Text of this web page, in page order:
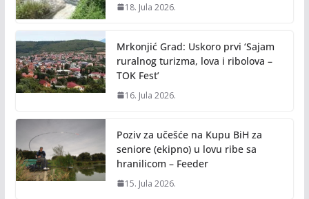
18. Jula 2026.
Mrkonjić Grad: Uskoro prvi ‘Sajam
ruralnog turizma, lova i ribolova –
TOK Fest’
16. Jula 2026.
Poziv za učešće na Kupu BiH za
seniore (ekipno) u lovu ribe sa
hranilicom – Feeder
15. Jula 2026.